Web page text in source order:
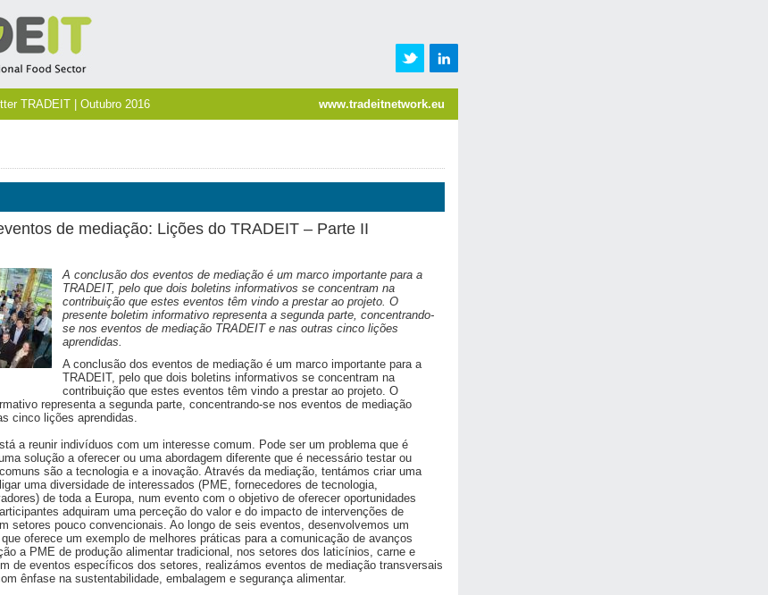
TRADEIT | Outubro 2016 www.tradeitnetwork.eu
de mediação: Lições do TRADEIT – Parte II
A conclusão dos eventos de mediação é um marco importante para a
TRADEIT, pelo que dois boletins informativos se concentram na
contribuição que estes eventos têm vindo a prestar ao projeto. O
presente boletim informativo representa a segunda parte, concentrando-
se nos eventos de mediação TRADEIT e nas outras cinco lições
aprendidas.
A conclusão dos eventos de mediação é um marco importante para a
TRADEIT, pelo que dois boletins informativos se concentram na
contribuição que estes eventos têm vindo a prestar ao projeto. O
representa a segunda parte, concentrando-se nos eventos de mediação
cinco lições aprendidas.
a reunir indivíduos com um interesse comum. Pode ser um problema que é
solução a oferecer ou uma abordagem diferente que é necessário testar ou
são a tecnologia e a inovação. Através da mediação, tentámos criar uma
uma diversidade de interessados (PME, fornecedores de tecnologia,
de toda a Europa, num evento com o objetivo de oferecer oportunidades
adquiram uma perceção do valor e do impacto de intervenções de
setores pouco convencionais. Ao longo de seis eventos, desenvolvemos um
oferece um exemplo de melhores práticas para a comunicação de avanços
a PME de produção alimentar tradicional, nos setores dos laticínios, carne e
de eventos específicos dos setores, realizámos eventos de mediação transversais
ênfase na sustentabilidade, embalagem e segurança alimentar.